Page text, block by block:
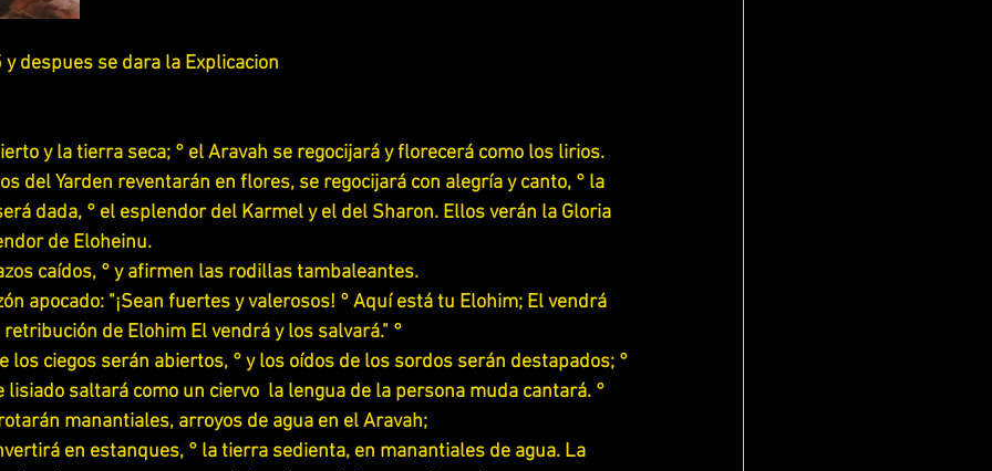
2 SAMUEL
ESTUDIANDO BERESHIT (GENESIS)
despues se dara la Explicacion
y la tierra seca; ° el Aravah se regocijará y florecerá como los lirios.
del Yarden reventarán en flores, se regocijará con alegría y canto, ° la
dada, ° el esplendor del Karmel y el del Sharon. Ellos verán la Gloria
de Eloheinu.
caídos, ° y afirmen las rodillas tambaleantes.
apocado: "¡Sean fuertes y valerosos! ° Aquí está tu Elohim; El vendrá
retribución de Elohim El vendrá y los salvará." °
los ciegos serán abiertos, ° y los oídos de los sordos serán destapados; °
lisiado saltará como un ciervo  la lengua de la persona muda cantará. °
manantiales, arroyos de agua en el Aravah;
en estanques, ° la tierra sedienta, en manantiales de agua. La